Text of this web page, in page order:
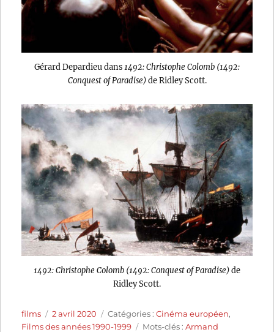
Gérard Depardieu dans 1492: Christophe Colomb (1492:
Conquest of Paradise)de Ridley Scott.
1492: Christophe Colomb (1492: Conquest of Paradise)de
Ridley Scott.
Auteur
films
Publié
le
2 avril 2020 Catégories
Catégories :Cinéma européen,
Films des années 1990-1999
Étiquettes
Mots-clés :Armand